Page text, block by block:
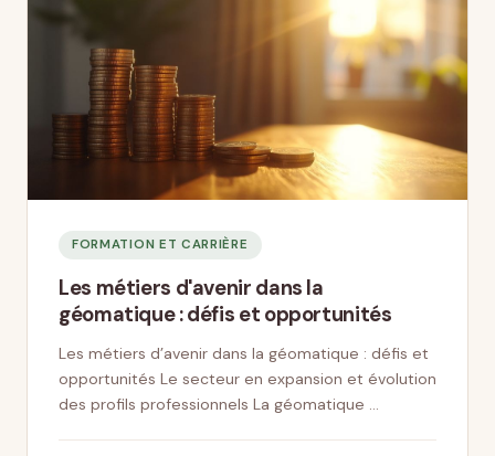
FORMATION ET CARRIÈRE
Les métiers d'avenir dans la
géomatique : défis et opportunités
Les métiers d’avenir dans la géomatique : défis et
opportunités Le secteur en expansion et évolution
des profils professionnels La géomatique …